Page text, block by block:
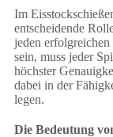
Im
entscheidende
jeden
sein, muss jeder
höchster
dabei in der
legen.
Die Bedeutung